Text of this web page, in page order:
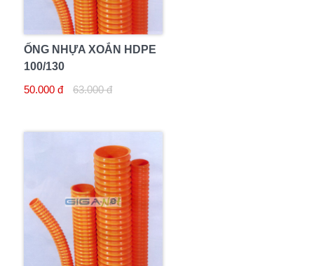
ỐNG NHỰA XOẮN HDPE
100/130
50.000 đ
63.000 đ